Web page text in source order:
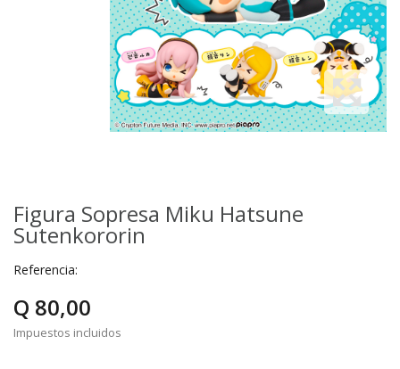
Figura Sopresa Miku Hatsune
Sutenkororin
Referencia:
Q 80,00
Impuestos incluidos